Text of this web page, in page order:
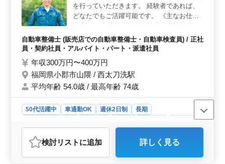
援業務を通じて、長年培ってきた経験を活かしてくださ
い。工事監督支援業務やCAD操作など、専門知識を活か
した業務に従事できます。当社では、経験豊富な方が若
風土があります。また、新しい技術や手法にも積極的に
取り組み、常に最先端の技術を習得し、活用すること
で、より高度な専門性を身につけることができま
す。 ＜キャリアアップの支援＞ 1級土木施工管理技
士資格を必須とするため、スキルアップを目指す方にも
最適です。当社では、資格取得支援制度を設けており、
資格取得に向けた学習支援や試験費用の補助を行ってい
ます。経験豊富な仲間との協力のもと、さらなるステッ
プアップを目指し、キャリアを築いていくことができま
す。
を行っていただきます。 経験者であれば、
どなたでもご活躍可能です。 《主なお仕事
部品の交換、取り付け、補修 ＊50代以上の
方も積極採用中です！是非ご応募ください！
たくさん◎ まずはお気になる点、お問い合
わせください。 皆様のご応募、お待ちして
おります！
自動車整備士 (販売店での自動車整備士・自動車検査員) / 正社
員・契約社員・アルバイト・パート・派遣社員
年収300万円〜400万円
福岡県小郡市山隈 / 西太刀洗駅
平均年齢 54.0歳 / 最高年齢 74歳
50代活躍中 車通勤OK 週休2日制
長期
派遣社員
自動車整備士
おすすめポイント
＜経験豊富な整備士の募集＞ 自動車販売店での整備士
検討リスト に追加 詳しく見る